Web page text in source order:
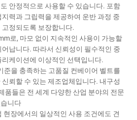
안정적으로 사용할 수 있습니다. 포함
력과 그립력을 제공하여 운반 과정 중
정되도록 보장합니다.
로, 마모 없이 지속적인 사용이 가능할
납니다. 따라서 신뢰성이 필수적인 중
케이션에 이상적인 선택입니다.
준을 충족하는 고품질 컨베이어 벨트를
뢰할 수 있는 제조업체입니다. 내구성
품들은 전 세계 다양한 산업 분야의 전문
니다
현장에서의 일상적인 사용 조건에도 견